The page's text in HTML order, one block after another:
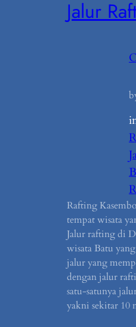
Jalur
Rafting
tempat wisata
Jalur rafting di
wisata Batu
jalur yang
dengan jalur
satu-satunya
yakni sekitar